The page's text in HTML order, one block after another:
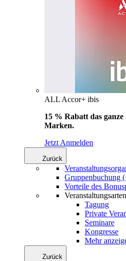
ALL Accor+ ibis
15 % Rabatt das
Marken.
Jetzt Anmelden
Zurück
Gruppenbuchung
Vorteile des
Veranstaltungsarten
Tagung
Private
Seminare
Kongresse
Mehr
Zurück